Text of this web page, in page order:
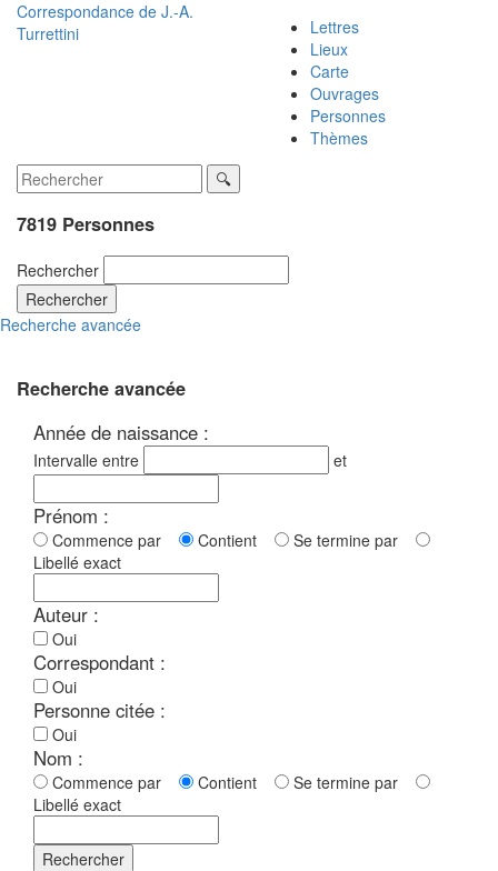
Correspondance de J.-A.
Turrettini
Lettres
Lieux
Carte
Ouvrages
Personnes
Thèmes
7819 Personnes
Rechercher
Rechercher
Recherche avancée
Recherche avancée
Année de naissance :
Intervalle entre et
Prénom :
Commence par Contient
Se termine par
Libellé exact
Auteur :
Oui
Correspondant :
Oui
Personne citée :
Oui
Nom :
Commence par Contient
Se termine par
Libellé exact
Rechercher